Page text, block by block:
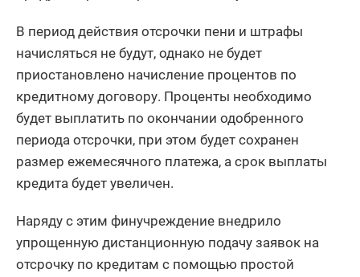
В период действия отсрочки пени и штрафы
начисляться не будут, однако не будет
приостановлено начисление процентов по
кредитному договору. Проценты необходимо
будет выплатить по окончании одобренного
периода отсрочки, при этом будет сохранен
размер ежемесячного платежа, а срок выплаты
кредита будет увеличен.
Наряду с этим финучреждение внедрило
упрощенную дистанционную подачу заявок на
отсрочку по кредитам с помощью простой